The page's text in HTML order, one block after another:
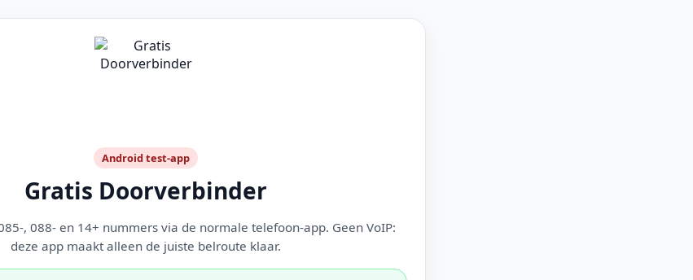
Android test-app
Gratis Doorverbinder
, 088- en 14+ nummers via de normale telefoon-app. Geen VoIP:
deze app maakt alleen de juiste belroute klaar.